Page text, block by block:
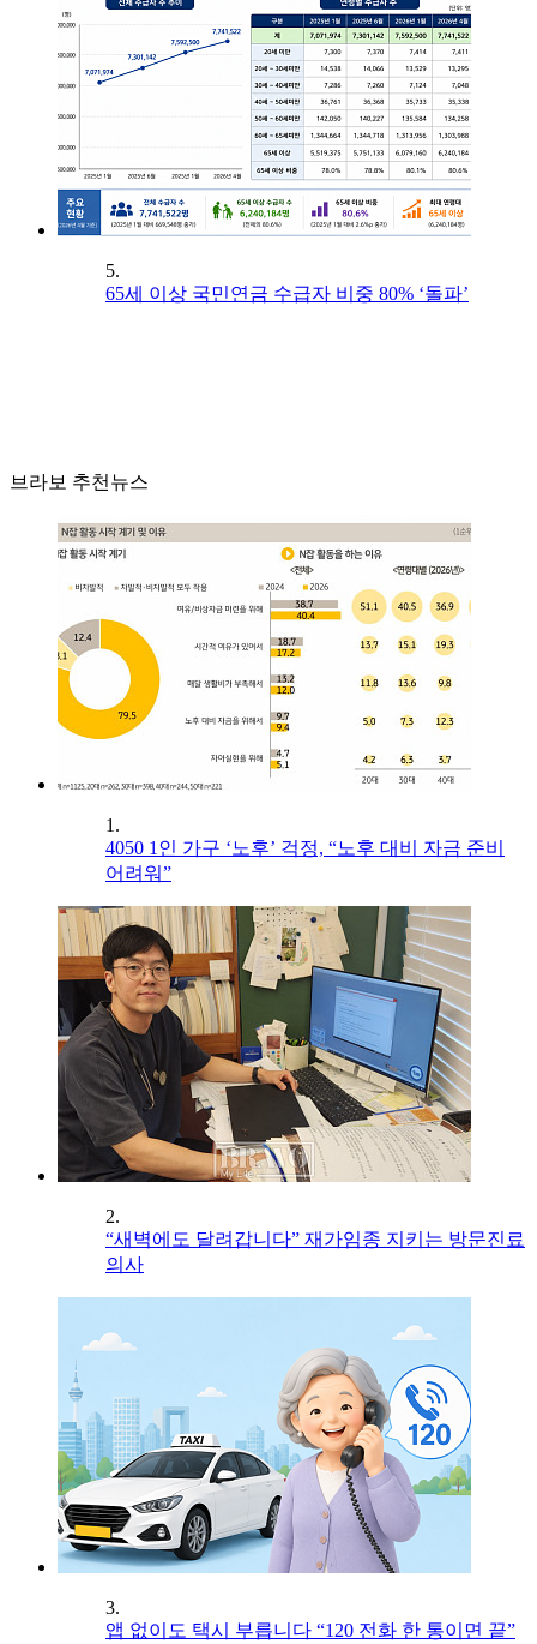
5.
65세 이상 국민연금 수급자 비중 80% ‘돌파’
브라보 추천뉴스
1.
4050 1인 가구 ‘노후’ 걱정, “노후 대비 자금 준비
어려워”
2.
“새벽에도 달려갑니다” 재가임종 지키는 방문진료
의사
3.
앱 없이도 택시 부릅니다 “120 전화 한 통이면 끝”